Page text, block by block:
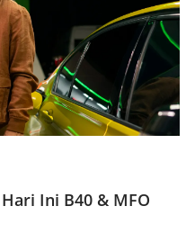
Ini B40 & MFO